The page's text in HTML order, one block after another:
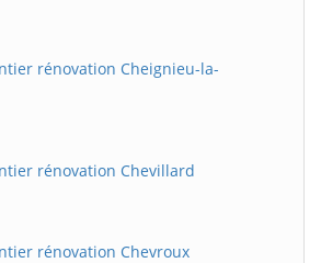
rénovation Cheignieu-la-
rénovation Chevillard
rénovation Chevroux